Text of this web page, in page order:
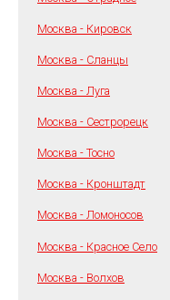
Москва - Кировск
Москва - Сланцы
Москва - Луга
Москва - Сестрорецк
Москва - Тосно
Москва - Кронштадт
Москва - Ломоносов
Москва - Красное Село
Москва - Волхов